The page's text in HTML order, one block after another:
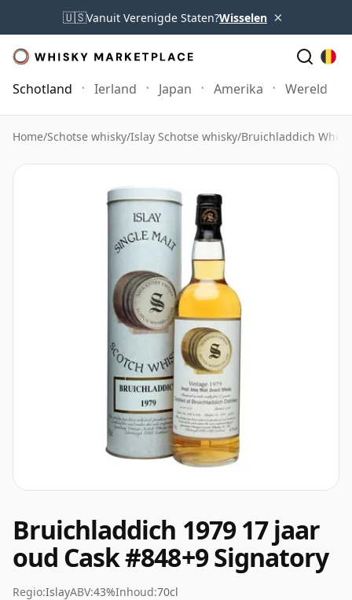
🇺🇸Vanuit Verenigde Staten?Wisselen ×
Schotland Ierland Japan Amerika Wereld
Home/Schotse whisky/Islay Schotse whisky/Bruichladdich
Bruichladdich 1979 17 jaar
oud Cask #848+9 Signatory
Regio:IslayABV:43%Inhoud:70cl